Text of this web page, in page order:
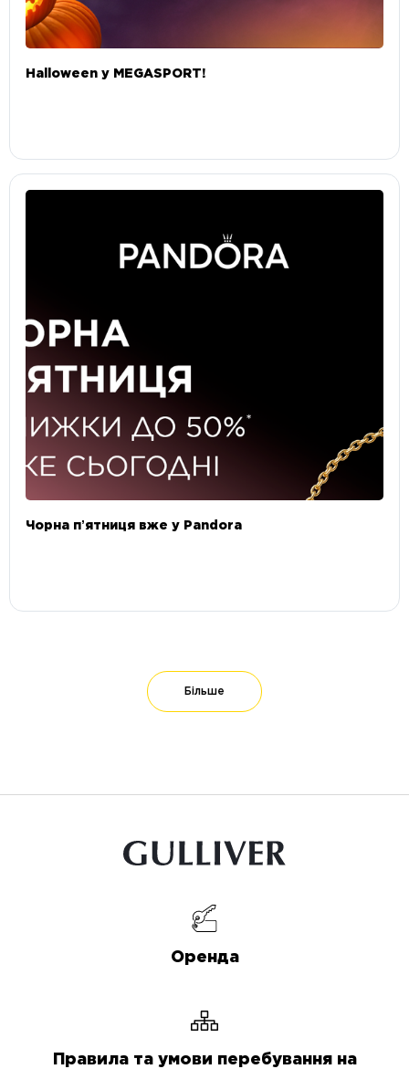
Halloween у MEGASPORT!
Чорна пʼятниця вже у Pandora
Більше
Оренда
Правила та умови перебування на